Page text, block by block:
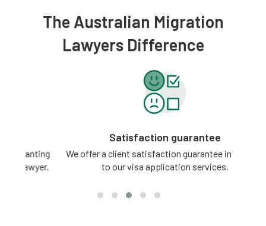
The Australian Migration
Lawyers Difference
Satisfaction guarantee
We offer a client satisfaction guarantee in relation
to our visa application services.